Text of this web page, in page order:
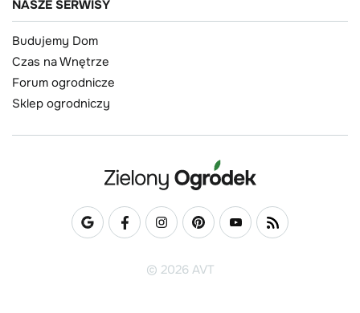
NASZE SERWISY
Budujemy Dom
Czas na Wnętrze
Forum ogrodnicze
Sklep ogrodniczy
© 2026 AVT